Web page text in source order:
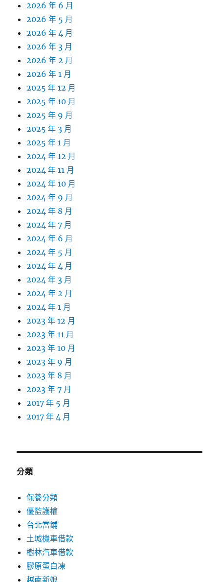
2026 年 6 月
2026 年 5 月
2026 年 4 月
2026 年 3 月
2026 年 2 月
2026 年 1 月
2025 年 12 月
2025 年 10 月
2025 年 9 月
2025 年 3 月
2025 年 1 月
2024 年 12 月
2024 年 11 月
2024 年 10 月
2024 年 9 月
2024 年 8 月
2024 年 7 月
2024 年 6 月
2024 年 5 月
2024 年 4 月
2024 年 3 月
2024 年 2 月
2024 年 1 月
2023 年 12 月
2023 年 11 月
2023 年 10 月
2023 年 9 月
2023 年 8 月
2023 年 7 月
2017 年 5 月
2017 年 4 月
分類
保養分類
優監護權
台北當鋪
土城機車借款
樹林汽車借款
膠原蛋白凍
越南新娘